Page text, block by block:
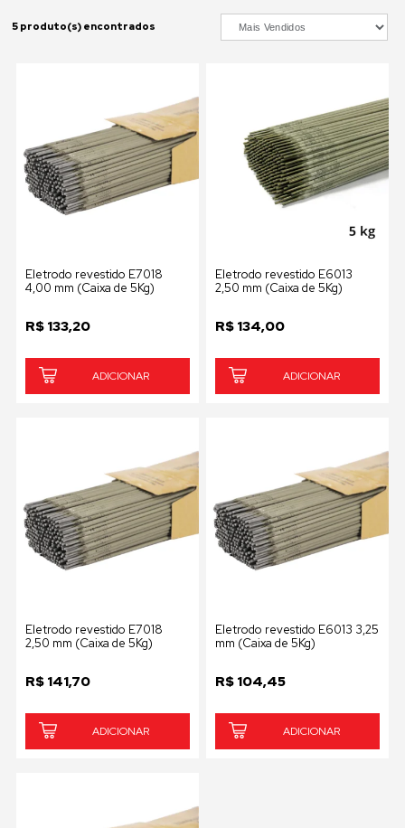
5
Eletrodo revestido E7018
4,00 mm (Caixa de 5Kg)
R$ 133,20
ADICIONAR
Eletrodo revestido E6013
2,50 mm (Caixa de 5Kg)
R$ 134,00
ADICIONAR
Eletrodo revestido E7018
2,50 mm (Caixa de 5Kg)
R$ 141,70
ADICIONAR
Eletrodo revestido E6013 3,25
mm (Caixa de 5Kg)
R$ 104,45
ADICIONAR